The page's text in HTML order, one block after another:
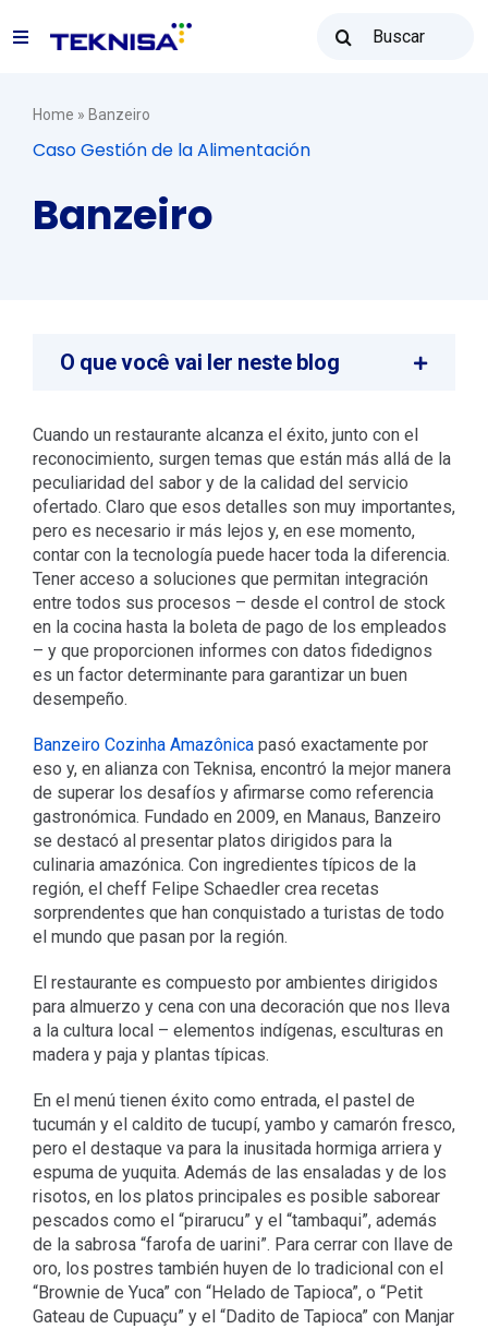
para
resultados
Toggle
Soluções
Teknisa Revenda
Contato
Home » Banzeiro
Caso Gestión de la Alimentación
Banzeiro
Cuando un restaurante alcanza el éxito, junto con el
reconocimiento, surgen temas que están más allá de la
peculiaridad del sabor y de la calidad del servicio
ofertado. Claro que esos detalles son muy importantes,
pero es necesario ir más lejos y, en ese momento,
contar con la tecnología puede hacer toda la diferencia.
Tener acceso a soluciones que permitan integración
entre todos sus procesos – desde el control de stock
en la cocina hasta la boleta de pago de los empleados
– y que proporcionen informes con datos fidedignos
es un factor determinante para garantizar un buen
desempeño.
Banzeiro Cozinha Amazônicapasó exactamente por
eso y, en alianza con Teknisa, encontró la mejor manera
de superar los desafíos y afirmarse como referencia
gastronómica. Fundado en 2009, en Manaus, Banzeiro
se destacó al presentar platos dirigidos para la
culinaria amazónica. Con ingredientes típicos de la
región, el cheff Felipe Schaedler crea recetas
sorprendentes que han conquistado a turistas de todo
el mundo que pasan por la región.
El restaurante es compuesto por ambientes dirigidos
para almuerzo y cena con una decoración que nos lleva
a la cultura local – elementos indígenas, esculturas en
madera y paja y plantas típicas.
En el menú tienen éxito como entrada, el pastel de
tucumán y el caldito de tucupí, yambo y camarón fresco,
pero el destaque va para la inusitada hormiga arriera y
espuma de yuquita. Además de las ensaladas y de los
risotos, en los platos principales es posible saborear
pescados como el “pirarucu” y el “tambaqui”, además
de la sabrosa “farofa de uarini”. Para cerrar con llave de
oro, los postres también huyen de lo tradicional con el
“Brownie de Yuca” con “Helado de Tapioca”, o “Petit
Gateau de Cupuaçu” y el “Dadito de Tapioca” con Manjar
O que você vai ler neste blog